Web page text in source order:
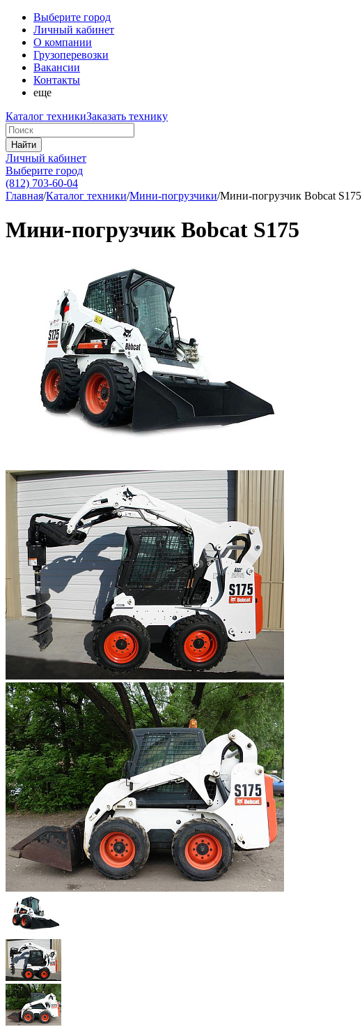
Выберите город
Личный кабинет
О компании
Грузоперевозки
Вакансии
Контакты
еще
Каталог техникиЗаказать технику
Найти
Личный кабинет
Выберите город
(812) 703-60-04
Главная/Каталог техники/Мини-погрузчики/Мини-погрузчик Bobcat S175
Мини-погрузчик Bobcat S175